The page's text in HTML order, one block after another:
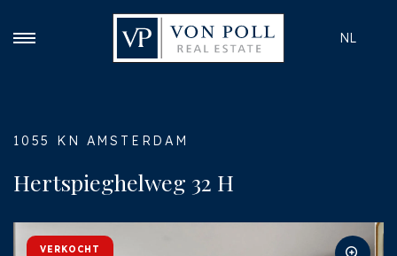
NL
1055 KN AMSTERDAM
Hertspieghelweg 32 H
VERKOCHT